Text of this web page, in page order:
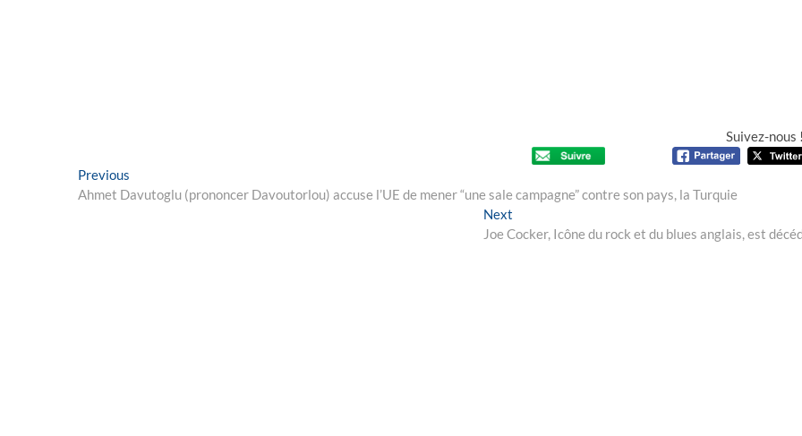
Suivez-nous
Post
navigation
Previous
post:
Ahmet Davutoglu (prononcer Davoutorlou) accuse l’UE de mener “une sale campagne” contre son pays, la Turquie
Next
post:
Joe Cocker, Icône du rock et du blues anglais, est